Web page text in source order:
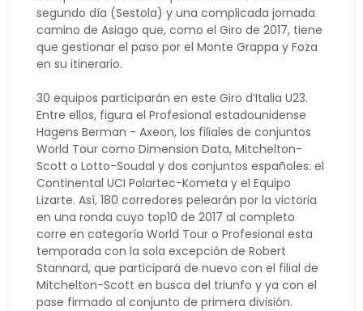
segundo día (Sestola) y una complicada jornada
camino de Asiago que, como el Giro de 2017, tiene
que gestionar el paso por el Monte Grappa y Foza
en su itinerario.
30 equipos participarán en este Giro d’Italia U23.
Entre ellos, figura el Profesional estadounidense
Hagens Berman - Axeon, los filiales de conjuntos
World Tour como Dimension Data, Mitchelton-
Scott o Lotto-Soudal y dos conjuntos españoles: el
Continental UCI Polartec-Kometa y el Equipo
Lizarte. Así, 180 corredores pelearán por la victoria
en una ronda cuyo top10 de 2017 al completo
corre en categoría World Tour o Profesional esta
temporada con la sola excepción de Robert
Stannard, que participará de nuevo con el filial de
Mitchelton-Scott en busca del triunfo y ya con el
pase firmado al conjunto de primera división.